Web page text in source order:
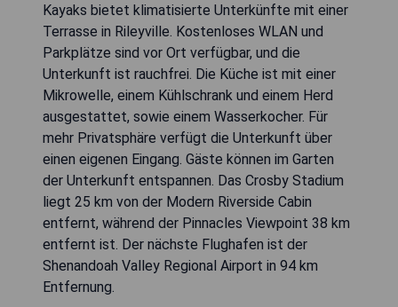
Kayaks bietet klimatisierte Unterkünfte mit einer
Terrasse in Rileyville. Kostenloses WLAN und
Parkplätze sind vor Ort verfügbar, und die
Unterkunft ist rauchfrei. Die Küche ist mit einer
Mikrowelle, einem Kühlschrank und einem Herd
ausgestattet, sowie einem Wasserkocher. Für
mehr Privatsphäre verfügt die Unterkunft über
einen eigenen Eingang. Gäste können im Garten
der Unterkunft entspannen. Das Crosby Stadium
liegt 25 km von der Modern Riverside Cabin
entfernt, während der Pinnacles Viewpoint 38 km
entfernt ist. Der nächste Flughafen ist der
Shenandoah Valley Regional Airport in 94 km
Entfernung.